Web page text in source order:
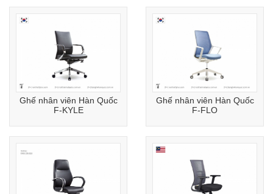
Ghế nhân viên Hàn Quốc
F-KYLE
Ghế nhân viên Hàn Quốc
F-FLO